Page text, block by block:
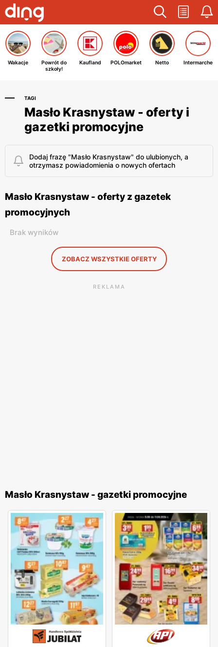
Wakacje
Powrót do
szkoły!
Kaufland POLOmarket Netto Intermarche
TAGI
Masło Krasnystaw - oferty i
gazetki promocyjne
Dodaj frazę "Masło Krasnystaw" do ulubionych, a
otrzymasz powiadomienia o nowych ofertach
Masło Krasnystaw - oferty z gazetek
promocyjnych
Brak wyników
ZOBACZ WSZYSTKIE OFERTY
REKLAMA
Masło Krasnystaw - gazetki promocyjne